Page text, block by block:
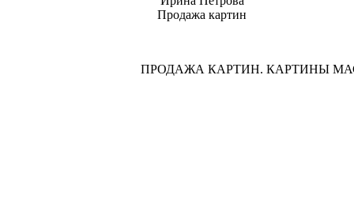
Продажа картин
ПРОДАЖА КАРТИН. КАРТИНЫ